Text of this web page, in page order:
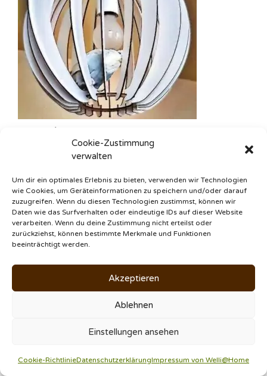
Cookie-Zustimmung
verwalten
Um dir ein optimales Erlebnis zu bieten, verwenden wir Technologien
wie Cookies, um Geräteinformationen zu speichern und/oder darauf
zuzugreifen. Wenn du diesen Technologien zustimmst, können wir
Daten wie das Surfverhalten oder eindeutige IDs auf dieser Website
verarbeiten. Wenn du deine Zustimmung nicht erteilst oder
zurückziehst, können bestimmte Merkmale und Funktionen
beeinträchtigt werden.
Akzeptieren
Ablehnen
Einstellungen ansehen
Cookie-RichtlinieDatenschutzerklärungImpressum von Welli@Home
Beispiel:
Der Wellensittich hat in seiner Neugier den
Lampenschirm untersucht und hatte dann
Probleme, den Ausgang zu finden. Wäre die
Glühbirne angeschaltet gewesen, hätte er sich
zudem leicht Verbrennungen zuziehen können.
Sonstiges
giftige Zimmerpflanzen
Kerzen mit offener Flamme
elektrische Geräte mit Teflon-
Beschichtung(z. B. Raclette)